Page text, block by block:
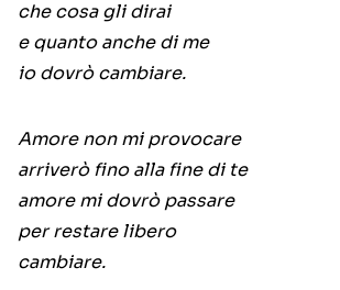
che cosa gli dirai
e quanto anche di me
io dovrò cambiare.
Amore non mi provocare
arriverò fino alla fine di te
amore mi dovrò passare
per restare libero
cambiare.